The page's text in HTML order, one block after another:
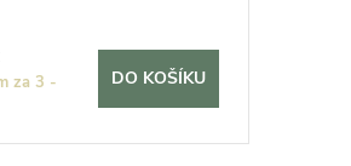
za 3 -
DO KOŠÍKU